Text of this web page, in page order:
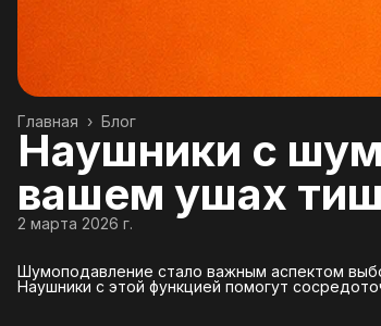
Блог
Главная ›
Наушники с
вашем ушах
2 марта 2026 г.
Шумоподавление стало важным аспектом
Наушники с этой функцией помогут